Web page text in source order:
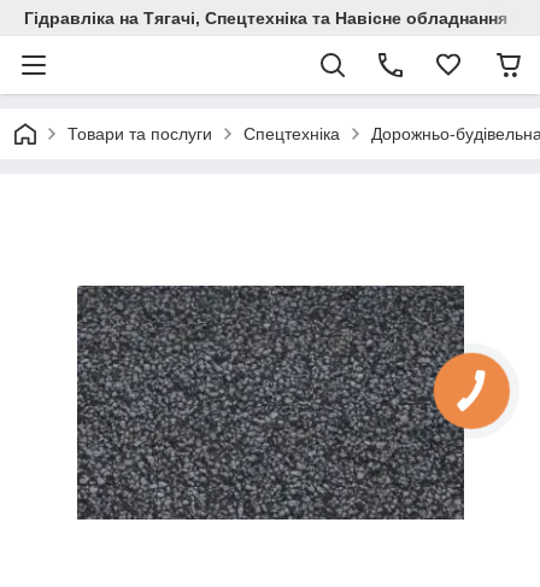
Гідравліка на Тягачі, Спецтехніка та Навісне обладнання
Товари та послуги Спецтехніка Дорожньо-